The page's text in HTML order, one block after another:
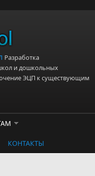
Разработка
и дошкольных
ЭЦП к существующим
КОНТАКТЫ